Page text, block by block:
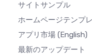
サイトサンプル
ホームページテンプ
アプリ市場 (English)
最新のアップデート